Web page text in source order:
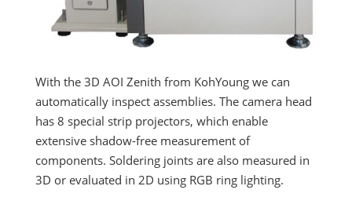
With the 3D AOI Zenith from KohYoung we can
automatically inspect assemblies. The camera head
has 8 special strip projectors, which enable
extensive shadow-free measurement of
components. Soldering joints are also measured in
3D or evaluated in 2D using RGB ring lighting.